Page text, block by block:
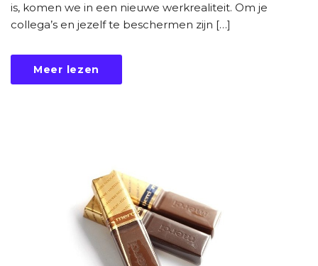
is, komen we in een nieuwe werkrealiteit. Om je
collega’s en jezelf te beschermen zijn […]
Meer lezen